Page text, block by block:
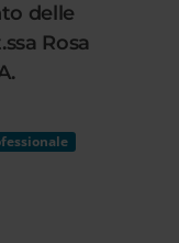
delle
Rosa